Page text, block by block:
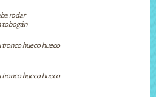
rodar
tobogán
tronco hueco hueco
tronco hueco hueco